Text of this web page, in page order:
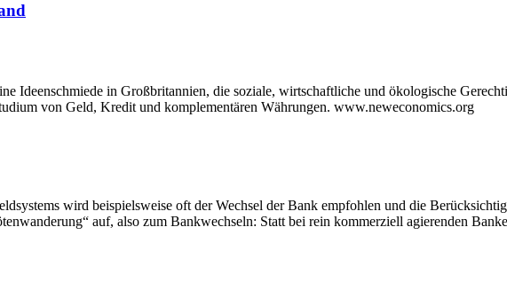
Ideenschmiede in Großbritannien, die soziale, wirtschaftliche und ökologische
von Geld, Kredit und komplementären Währungen. www.neweconomics.org
wird beispielsweise oft der Wechsel der Bank empfohlen und die
auf, also zum Bankwechseln: Statt bei rein kommerziell agierenden